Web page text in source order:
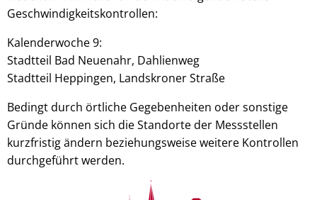
Geschwindigkeitskontrollen:
Kalenderwoche 9:
Stadtteil Bad Neuenahr, Dahlienweg
Stadtteil Heppingen, Landskroner Straße
Bedingt durch örtliche Gegebenheiten oder sonstige
Gründe können sich die Standorte der Messstellen
kurzfristig ändern beziehungsweise weitere Kontrollen
durchgeführt werden.